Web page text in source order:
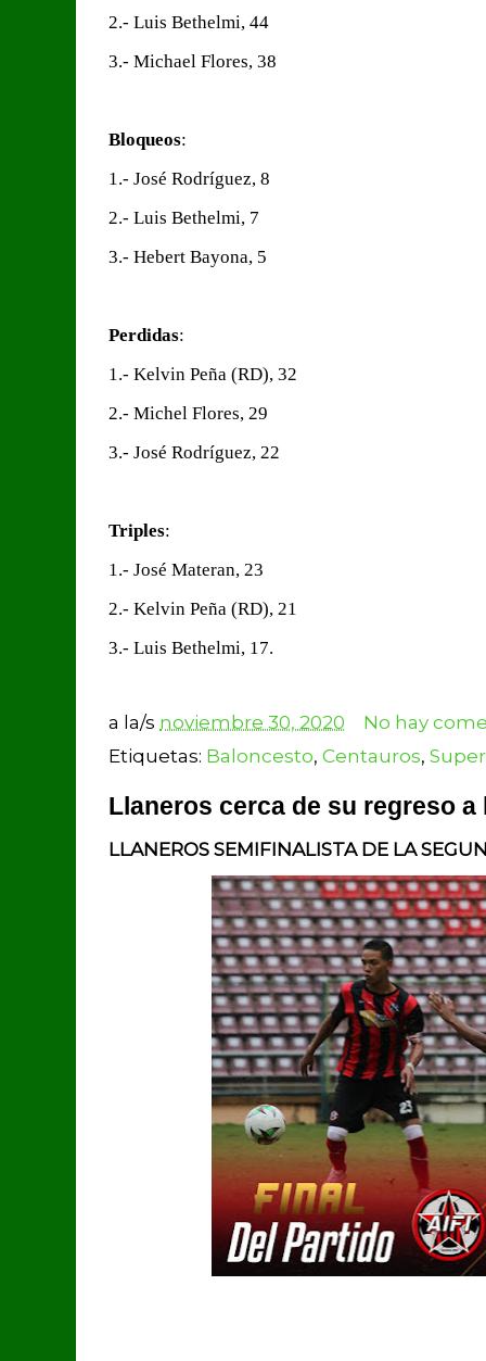
2.- Luis Bethelmi, 44
3.- Michael Flores, 38
Bloqueos:
1.- José Rodríguez, 8
2.- Luis Bethelmi, 7
3.- Hebert Bayona, 5
Perdidas:
1.- Kelvin Peña (RD), 32
2.- Michel Flores, 29
3.- José Rodríguez, 22
Triples:
1.- José Materan, 23
2.- Kelvin Peña (RD), 21
3.- Luis Bethelmi, 17.
a la/s noviembre 30, 2020
No hay
Etiquetas: Baloncesto, Centauros,
Llaneros cerca de su regreso
LLANEROS SEMIFINALISTA DE LA